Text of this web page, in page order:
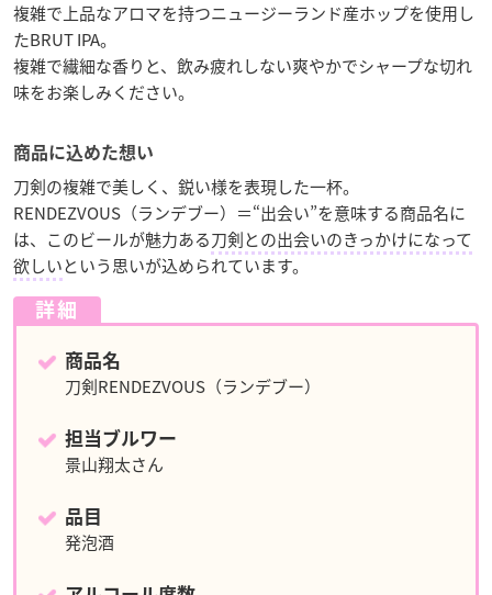
複雑で上品なアロマを持つニュージーランド産ホップを使用し
たBRUT IPA。
複雑で繊細な香りと、飲み疲れしない爽やかでシャープな切れ
味をお楽しみください。
商品に込めた想い
刀剣の複雑で美しく、鋭い様を表現した一杯。
RENDEZVOUS（ランデブー）＝“出会い”を意味する商品名に
は、このビールが魅力ある刀剣との出会いのきっかけになって
欲しいという思いが込められています。
詳細
商品名
刀剣RENDEZVOUS（ランデブー）
担当ブルワー
景山翔太さん
品目
発泡酒